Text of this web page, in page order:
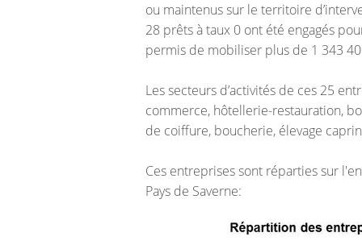
ou maintenus sur le territoire
28 prêts à taux 0 ont été engagés
permis de mobiliser plus de 1 343
Les secteurs d’activités de ces 25
commerce, hôtellerie-restauration,
de coiffure, boucherie, élevage
Ces entreprises sont réparties sur
Pays de Saverne: